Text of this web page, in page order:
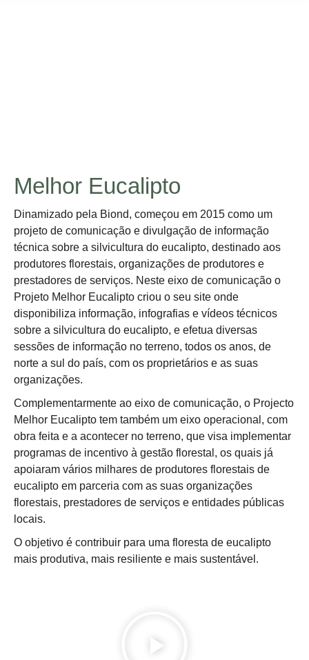
Melhor Eucalipto
Dinamizado pela Biond, começou em 2015 como um
projeto de comunicação e divulgação de informação
técnica sobre a silvicultura do eucalipto, destinado aos
produtores florestais, organizações de produtores e
prestadores de serviços. Neste eixo de comunicação o
Projeto Melhor Eucalipto criou o seu site onde
disponibiliza informação, infografias e vídeos técnicos
sobre a silvicultura do eucalipto, e efetua diversas
sessões de informação no terreno, todos os anos, de
norte a sul do país, com os proprietários e as suas
organizações.
Complementarmente ao eixo de comunicação, o Projecto
Melhor Eucalipto tem também um eixo operacional, com
obra feita e a acontecer no terreno, que visa implementar
programas de incentivo à gestão florestal, os quais já
apoiaram vários milhares de produtores florestais de
eucalipto em parceria com as suas organizações
florestais, prestadores de serviços e entidades públicas
locais.
O objetivo é contribuir para uma floresta de eucalipto
mais produtiva, mais resiliente e mais sustentável.